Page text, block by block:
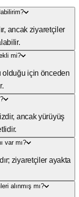
ancak ziyaretçiler
mi?
olduğu için önceden
ancak yürüyüş
var mı?
ziyaretçiler ayakta
alınmış mı?